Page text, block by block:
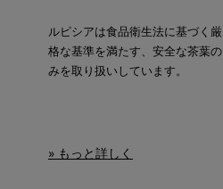
ルピシアは食品衛生法に基づく厳
格な基準を満たす、安全な茶葉の
みを取り扱いしています。
» もっと詳しく